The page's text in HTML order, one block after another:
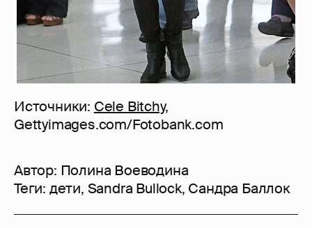
Источники: Cele Bitchy,
Gettyimages.com/Fotobank.com
Автор: Полина Воеводина
Теги: дети, Sandra Bullock, Сандра Баллок